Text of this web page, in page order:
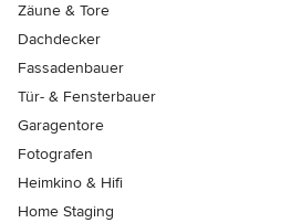
Zäune & Tore
Dachdecker
Fassadenbauer
Tür- & Fensterbauer
Garagentore
Fotografen
Heimkino & Hifi
Home Staging